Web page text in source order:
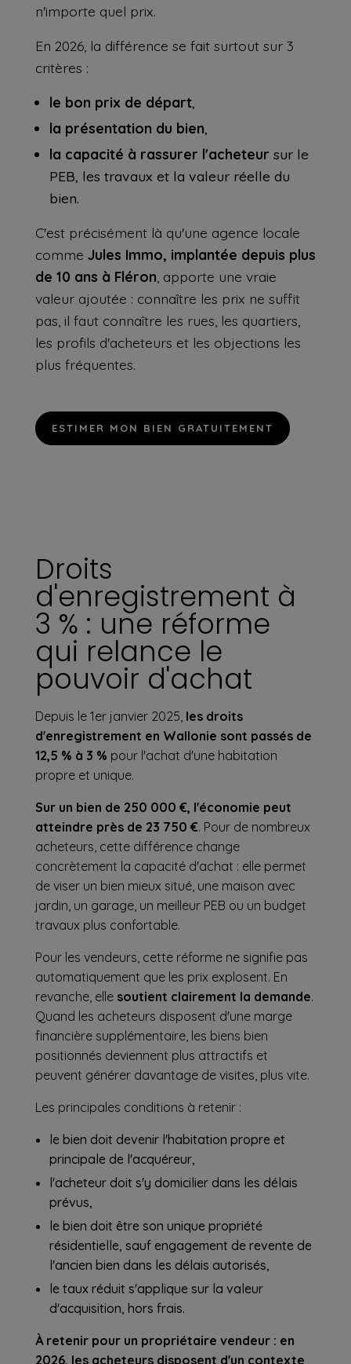
n'importe quel prix.
En 2026, la différence se fait surtout sur 3
critères :
le bon prix de départ,
la présentation du bien,
la capacité à rassurer l'acheteur sur le
PEB, les travaux et la valeur réelle du
bien.
C'est précisément là qu'une agence locale
comme Jules Immo, implantée depuis plus
de 10 ans à Fléron , apporte une vraie
valeur ajoutée : connaître les prix ne suffit
pas, il faut connaître les rues, les quartiers,
les profils d'acheteurs et les objections les
plus fréquentes.
ESTIMER MON BIEN GRATUITEMENT
Droits
d'enregistrement à
3 % : une réforme
qui relance le
pouvoir d'achat
Depuis le 1er janvier 2025, les droits
d'enregistrement en Wallonie sont passés de
12,5 % à 3 % pour l'achat d'une habitation
propre et unique.
Sur un bien de 250 000 €, l'économie peut
atteindre près de 23 750 €. Pour de nombreux
acheteurs, cette différence change
concrètement la capacité d'achat : elle permet
de viser un bien mieux situé, une maison avec
jardin, un garage, un meilleur PEB ou un budget
travaux plus confortable.
Pour les vendeurs, cette réforme ne signifie pas
automatiquement que les prix explosent. En
revanche, elle soutient clairement la demande.
Quand les acheteurs disposent d'une marge
financière supplémentaire, les biens bien
positionnés deviennent plus attractifs et
peuvent générer davantage de visites, plus vite.
Les principales conditions à retenir :
le bien doit devenir l'habitation propre et
principale de l'acquéreur,
l'acheteur doit s'y domicilier dans les délais
prévus,
le bien doit être son unique propriété
résidentielle, sauf engagement de revente de
l'ancien bien dans les délais autorisés,
le taux réduit s'applique sur la valeur
d'acquisition, hors frais.
À retenir pour un propriétaire vendeur : en
2026, les acheteurs disposent d'un contexte